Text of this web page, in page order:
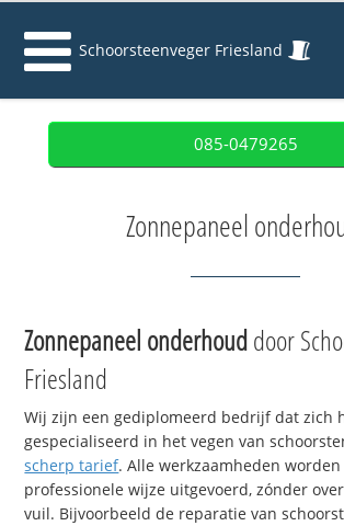
Schoorsteenveger Friesland
085-0479265
Zonnepaneel
Zonnepaneel onderhouddoor
Friesland
Wij zijn een gediplomeerd bedrijf dat zich
gespecialiseerd in het vegen van
scherp tarief. Alle werkzaamheden worden
professionele wijze uitgevoerd, zónder
vuil. Bijvoorbeeld de reparatie van